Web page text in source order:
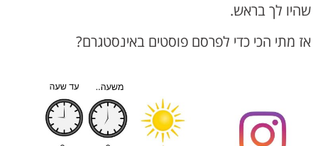
שהיו לך בראש.
אז מתי הכי כדי לפרסם פוסטים באינסטגרם?